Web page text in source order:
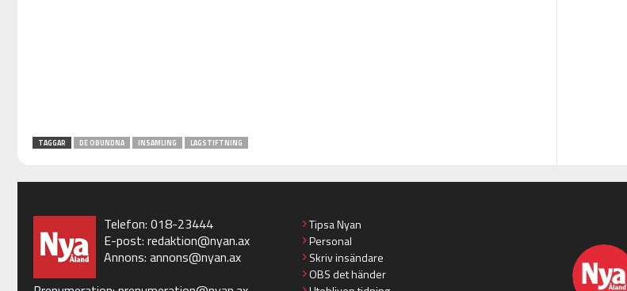
TAGGAR DE OBUNDNA INSAMLING LAGSTIFTNING
Telefon: 018-23444
E-post: redaktion@nyan.ax
Annons: annons@nyan.ax
Tipsa Nyan
Personal
Skriv insändare
OBS det händer